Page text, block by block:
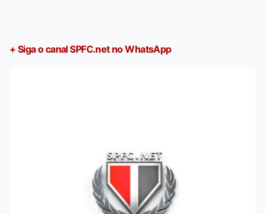
+ Siga o canal SPFC.net no WhatsApp